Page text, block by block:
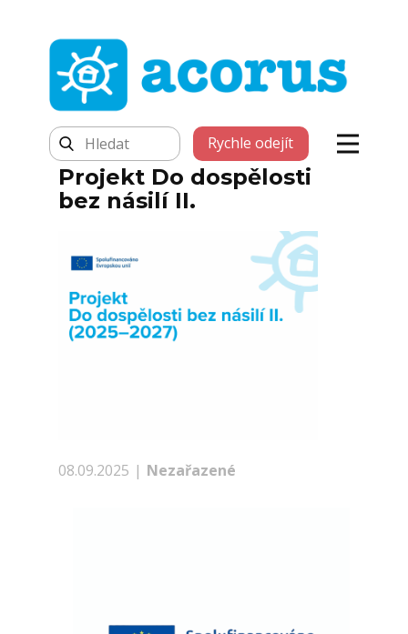
Rychle odejít
Projekt Do dospělosti
bez násilí II.
08.09.2025 Nezařazené